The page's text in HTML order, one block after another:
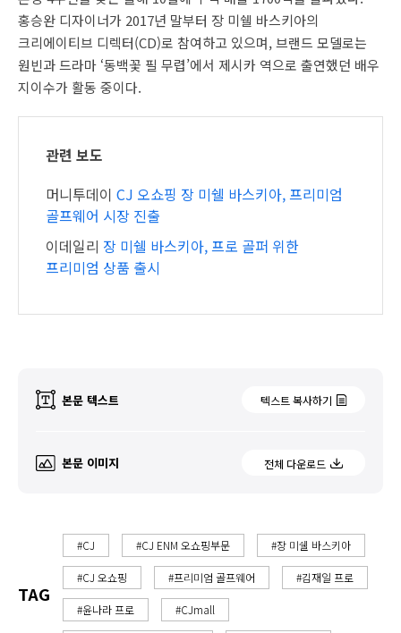
홍승완 디자이너가 2017년 말부터 장 미쉘 바스키아의
크리에이티브 디렉터(CD)로 참여하고 있으며, 브랜드 모델로는
원빈과 드라마 ‘동백꽃 필 무렵’에서 제시카 역으로 출연했던 배우
지이수가 활동 중이다.
관련 보도
머니투데이 CJ 오쇼핑 장 미쉘 바스키아, 프리미엄
골프웨어 시장 진출
이데일리 장 미쉘 바스키아, 프로 골퍼 위한
프리미엄 상품 출시
본문 텍스트 텍스트 복사하기
본문 이미지 전체 다운로드
TAG
#CJ #CJ ENM 오쇼핑부문 #장 미쉘 바스키아
#CJ 오쇼핑 #프리미엄 골프웨어 #김재일 프로
#윤나라 프로 #CJmall